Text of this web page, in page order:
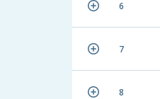
6
7
8